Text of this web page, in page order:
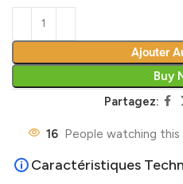
Ajouter
Buy
Partagez:
16 People watching
Caractéristiques